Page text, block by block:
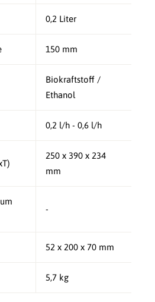
0,2 Liter
150 mm
Biokraftstoff /
Ethanol
0,2 l/h - 0,6 l/h
250 x 390 x 234
mm
-
52 x 200 x 70 mm
5,7 kg